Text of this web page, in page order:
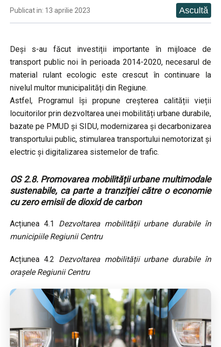
Publicat in: 13 aprilie 2023
Deși s-au făcut investiții importante în mijloace de
transport public noi în perioada 2014-2020, necesarul de
material rulant ecologic este crescut în continuare la
nivelul multor municipalități din Regiune.
Astfel, Programul își propune creșterea calității vieții
locuitorilor prin dezvoltarea unei mobilități urbane durabile,
bazate pe PMUD și SIDU, modernizarea și decarbonizarea
transportului public, stimularea transportului nemotorizat și
electric și digitalizarea sistemelor de trafic.
OS 2.8. Promovarea mobilității urbane multimodale
sustenabile, ca parte a tranziției către o economie
cu zero emisii de dioxid de carbon
Acțiunea 4.1 Dezvoltarea mobilității urbane durabile în
municipiile Regiunii Centru
Acțiunea 4.2 Dezvoltarea mobilității urbane durabile în
orașele Regiunii Centru
Stadiu